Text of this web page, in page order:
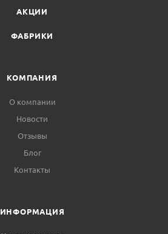
АКЦИИ
ФАБРИКИ
КОМПАНИЯ
О компании
Новости
Отзывы
Блог
Контакты
ИНФОРМАЦИЯ